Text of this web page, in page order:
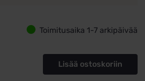
Toimitusaika 1-7 arkipäivää
Lisää ostoskoriin